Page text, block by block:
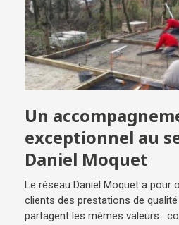
Un
exceptionnel au
Daniel Moquet
Le réseau Daniel Moquet a pour
clients des prestations de
partagent les mêmes valeurs :